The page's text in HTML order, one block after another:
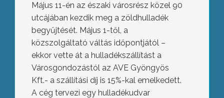
Május 11-én az északi városrész közel 90
utcájában kezdik meg a zöldhulladék
begyűjtését. Május 1-től, a
közszolgáltató váltás időpontjától –
ekkor vette át a hulladékszállítást a
Városgondozástól az AVE Gyöngyös
Kft.- a szállítási díj is 15%-kal emelkedett.
A cég tervezi egy hulladékudvar